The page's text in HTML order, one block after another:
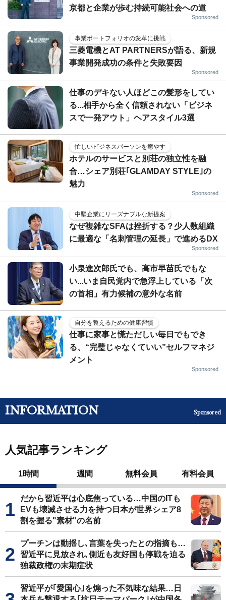
京都と企業が歩む持続可能社会への道
Sponsored
事業ポートフォリオの変革に挑戦
三菱電機とAT PARTNERSが語る、新規
事業開発成功の条件と失敗要因
Sponsored
仕事のデキない人ほどこの髪形をしてい
る...相手から全く信頼されない「ビジネ
スで一発アウト」ヘアスタイル3選
忙しいビジネスパーソンを癒やす
ホテルのサービスと別荘の独立性を融
合…シェア別荘｢GLAMDAY STYLE｣の
魅力
Sponsored
中堅企業にリーズナブルな新提案
なぜ複雑なSFAは挫折する？少人数組織
に最適な「名刺管理の延長」で進めるDX
Sponsored
小泉進次郎氏でも、高市早苗氏でもな
い...いま自民党内で急浮上している「次
の首相」有力候補の意外な名前
自分を整えるための健康習慣
仕事に家事と慌ただしい毎日でもでき
る、“完璧じゃなくていい”セルフマネジ
メント
Sponsored
INFORMATION Sponsored
人気記事ランキング
1時間 週間 無料会員 有料会員
だから習近平は心底焦っている…中国のITも
EVも壊滅させる力を持つ日本が世界シェア8
割を握る"素材"の名前
プーチンは動揺し､言葉を失ったとの指摘も…
習近平に見放され､側近も友好国も停戦を迫る
独裁政権の末期症状
習近平が｢愛国心｣を煽った不気味な結果…日